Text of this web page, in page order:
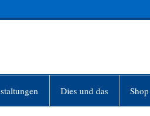
Dies und das Shop